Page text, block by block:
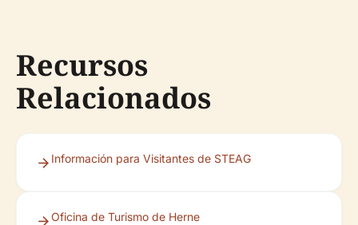
Recursos
Relacionados
Información para Visitantes de STEAG
Oficina de Turismo de Herne